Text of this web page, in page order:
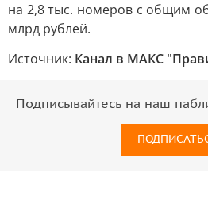
на 2,8 тыс. номеров с общим
млрд рублей.
Источник: Канал в МАКС
Подписывайтесь на наш